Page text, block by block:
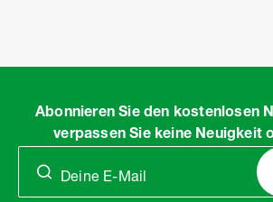
11
Abonnieren Sie den kostenlosen
verpassen Sie keine Neuigkeit